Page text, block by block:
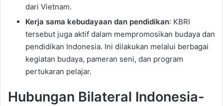
dari Vietnam.
Kerja sama kebudayaan dan pendidikan: KBRI
tersebut juga aktif dalam mempromosikan budaya dan
pendidikan Indonesia. Ini dilakukan melalui berbagai
kegiatan budaya, pameran seni, dan program
pertukaran pelajar.
Hubungan Bilateral Indonesia-